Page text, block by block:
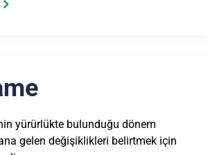
yürürlükte bulunduğu dönem
gelen değişiklikleri belirtmek için